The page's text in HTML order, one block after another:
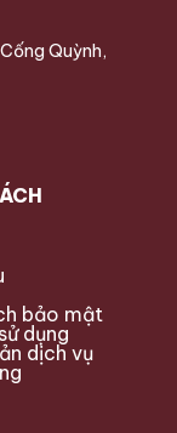
Quỳnh,
bảo mật
dụng
dịch vụ